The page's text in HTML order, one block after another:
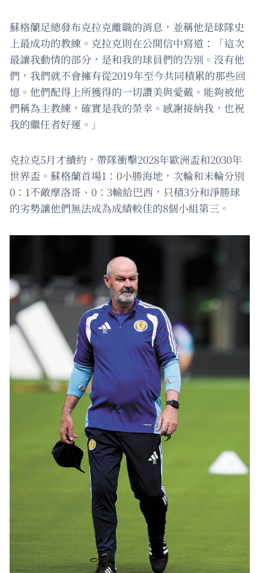
蘇格蘭足總發布克拉克離職的消息，並稱他是球隊史
上最成功的教練。克拉克則在公開信中寫道：「這次
最讓我動情的部分，是和我的球員們的告別。沒有他
們，我們就不會擁有從2019年至今共同積累的那些回
憶。他們配得上所獲得的一切讚美與愛戴。能夠被他
們稱為主教練，確實是我的榮幸。感謝接納我，也祝
我的繼任者好運。」
克拉克5月才續約，帶隊衝擊2028年歐洲盃和2030年
世界盃。蘇格蘭首場1：0小勝海地，次輪和末輪分別
0：1不敵摩洛哥、0：3輸給巴西，只積3分和淨勝球
的劣勢讓他們無法成為成績較佳的8個小組第三。